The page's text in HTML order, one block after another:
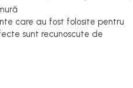
care au fost folosite pentru
sunt recunoscute de